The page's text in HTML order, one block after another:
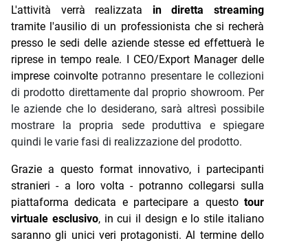
L'attività verrà realizzata in diretta streaming
tramite l'ausilio di un professionista che si recherà
presso le sedi delle aziende stesse ed effettuerà le
riprese in tempo reale.
I CEO/Export Manager delle
imprese coinvolte potranno presentare le collezioni
di prodotto direttamente dal proprio showroom. Per
le aziende che lo desiderano, sarà altresì possibile
mostrare la propria sede produttiva e spiegare
quindi le varie fasi di realizzazione del prodotto.
Grazie a questo format innovativo, i partecipanti
stranieri - a loro volta - potranno collegarsi sulla
piattaforma dedicata e partecipare a questo tour
virtuale esclusivo, in cui il design e lo stile italiano
saranno gli unici veri protagonisti.Al termine dello